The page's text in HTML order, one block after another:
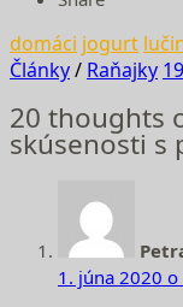
domáci jogurt
Články/ Raňajky
20 thoughts
skúsenosti s
1. júna 2020 o